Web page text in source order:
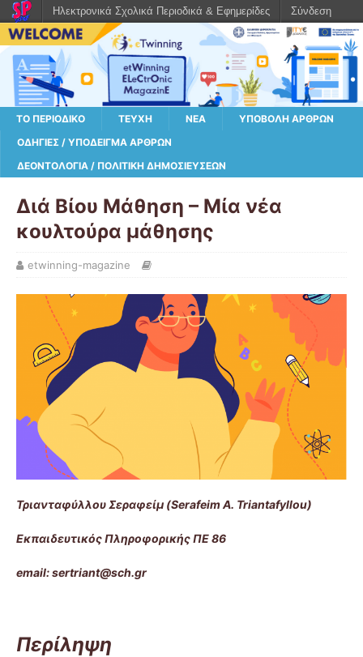
ΤΟ ΠΕΡΙΟΔΙΚΌ ΤΕΎΧΗ ΝΈΑ
ΥΠΟΒΟΛΉ ΆΡΘΡΩΝ
ΟΔΗΓΊΕΣ / ΥΠΌΔΕΙΓΜΑ ΆΡΘΡΩΝ
ΔΕΟΝΤΟΛΟΓΊΑ / ΠΟΛΙΤΙΚΉ ΔΗΜΟΣΙΕΎΣΕΩΝ
Διά Βίου Μάθηση – Μία νέα
κουλτούρα μάθησης
etwinning-magazine
Τριανταφύλλου Σεραφείμ (SerafeimA. Triantafyllou)
Εκπαιδευτικός Πληροφορικής ΠΕ 86
email:sertriant@sch.gr
Περίληψη
Ηλεκτρονικά Σχολικά Περιοδικά & Εφημερίδες Σύνδεση